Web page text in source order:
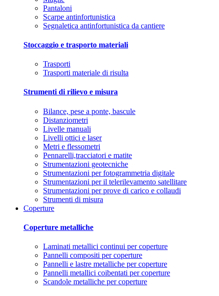
Pantaloni
Scarpe antinfortunistica
Segnaletica antinfortunistica da cantiere
Stoccaggio e trasporto materiali
Trasporti
Trasporti materiale di risulta
Strumenti di rilievo e misura
Bilance, pese a ponte, bascule
Distanziometri
Livelle manuali
Livelli ottici e laser
Metri e flessometri
Pennarelli,tracciatori e matite
Strumentazioni geotecniche
Strumentazioni per fotogrammetria digitale
Strumentazioni per il telerilevamento satellitare
Strumentazioni per prove di carico e collaudi
Strumenti di misura
Coperture
Coperture metalliche
Laminati metallici continui per coperture
Pannelli compositi per coperture
Pannelli e lastre metalliche per coperture
Pannelli metallici coibentati per coperture
Scandole metalliche per coperture